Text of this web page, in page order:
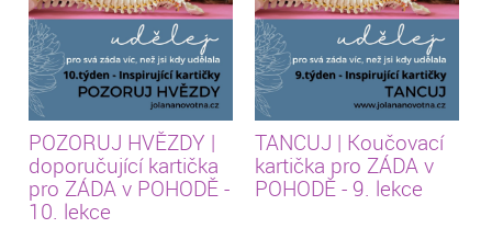
POZORUJ HVĚZDY |
doporučující kartička
pro ZÁDA v POHODĚ -
10. lekce
TANCUJ | Koučovací
kartička pro ZÁDA v
POHODĚ - 9. lekce